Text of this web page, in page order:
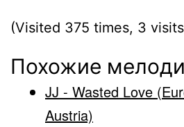
(Visited 375 times, 3
Похожие
JJ - Wasted Love
Austria)